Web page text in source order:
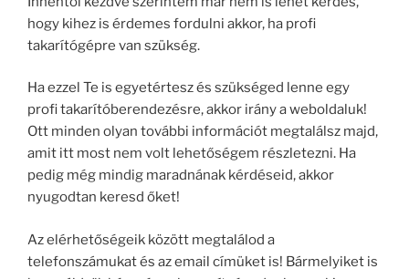
hogy kihez is érdemes fordulni akkor, ha profi
takarítógépre van szükség.
Ha ezzel Te is egyetértesz és szükséged lenne egy
profi takarítóberendezésre, akkor irány a weboldaluk!
Ott minden olyan további információt megtalálsz majd,
amit itt most nem volt lehetőségem részletezni. Ha
pedig még mindig maradnának kérdéseid, akkor
nyugodtan keresd őket!
Az elérhetőségeik között megtalálod a
telefonszámukat és az email címüket is! Bármelyiket is